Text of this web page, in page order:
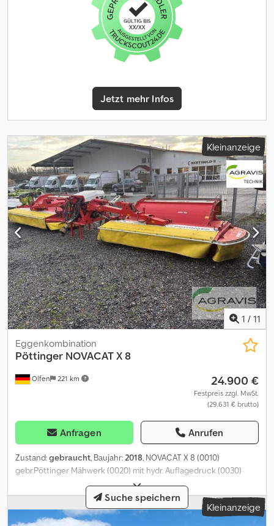
Special Frontbeleuchtung f. die Straßenfahrt KE02 24x RoTeC-
Schar 12x Tiefenführungsscheibe Control 25 f. kurzes RoTeC-
Schar 12x Tiefenführungsscheibe f. langes RoTeC-Schar hydr.
Schardruckeinstellung kurzer, manueller Oberlenker +
Anbauteile Drillmaschine Exaktstriegel 3000-125 Anbauset
Special Radarsensor international Anbauset Radarsensor f. Cataya
Special analoger Arbeitsstellungssensor elektrische
Fahrgassenschaltung f. einseitigen Dosierantrieb manuelle
Saatgutbehälter Abstellstütze
Jetzt mehr Infos
Kleinanzeige
1 / 11
Olfen 221 km
Eggenkombination
Pöttinger NOVACAT X 8
24.900 €
Festpreis zzgl. MwSt.
(29.631 € brutto)
Anfragen Anrufen
Zustand:gebraucht, Baujahr:2018, NOVACAT X 8 (0010)
gebr.Pöttinger Mähwerk (0020) mit hydr. Auflagedruck (0030)
Zapfwelle Dcedpfx Aex R I H Topbsk (0040) ISOBUS Bedienung
(0050) hydr. Seitentücher (0060) Aufbereiter (0070) Beleuchtung
Kleinanzeige
Suche speichern